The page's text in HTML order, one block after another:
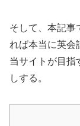
そして、本記事
れば本当に英会
当サイトが目指
しする。